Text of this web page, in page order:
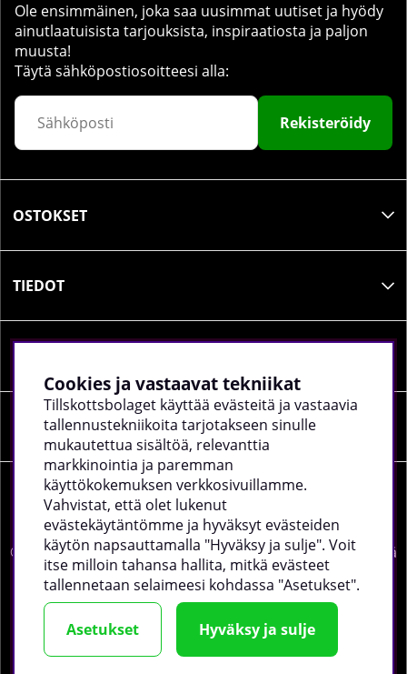
Ole ensimmäinen, joka saa uusimmat uutiset ja hyödy
ainutlaatuisista tarjouksista, inspiraatiosta ja paljon
muusta!
Täytä sähköpostiosoitteesi alla:
Rekisteröidy
OSTOKSET
TIEDOT
YRITYKSEN TIEDOT
© 2026 tillskottsbolaget.fi. Käytämme evästeitä -lue lisää
täältä.
Cookies ja vastaavat tekniikat
Tillskottsbolaget käyttää evästeitä ja vastaavia
tallennustekniikoita tarjotakseen sinulle
mukautettua sisältöä, relevanttia
markkinointia ja paremman
käyttökokemuksen verkkosivuillamme.
Vahvistat, että olet lukenut
evästekäytäntömme ja hyväksyt evästeiden
käytön napsauttamalla "Hyväksy ja sulje". Voit
itse milloin tahansa hallita, mitkä evästeet
tallennetaan selaimeesi kohdassa "Asetukset".
Asetukset Hyväksy ja sulje